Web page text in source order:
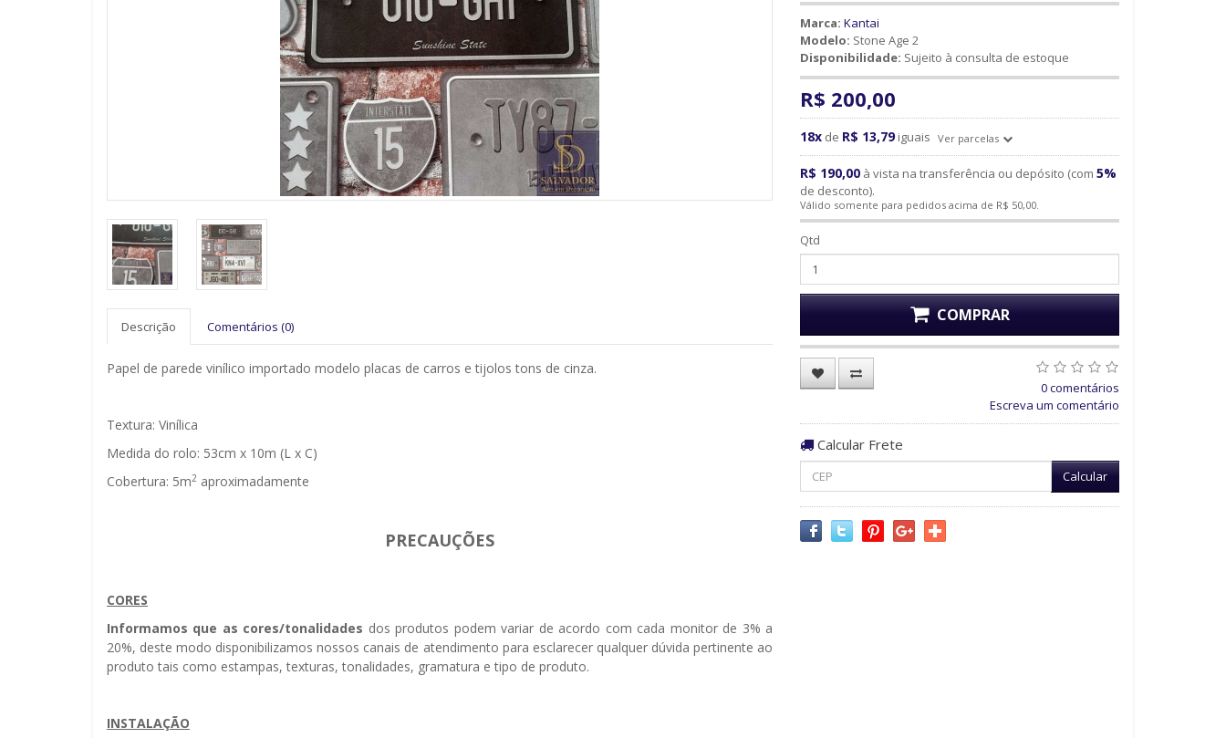
Marca: Kantai
Modelo: Stone Age 2
Disponibilidade: Sujeito à consulta de estoque
R$ 200,00
18x de R$ 13,79 iguais Ver parcelas
R$ 190,00 à vista na transferência ou depósito (com 5%
de desconto).
Válido somente para pedidos acima de R$ 50,00.
Qtd
COMPRAR
0 comentários
Escreva um comentário
Calcular Frete
Calcular
Descrição Comentários (0)
Papel de parede vinílico importado modelo placas de carros e tijolos tons de cinza.
Textura: Vinílica
Medida do rolo: 53cm x 10m (L x C)
Cobertura: 5m2 aproximadamente
PRECAUÇÕES
CORES
Informamos que as cores/tonalidades dos produtos podem variar de acordo com cada monitor de 3% a
20%, deste modo disponibilizamos nossos canais de atendimento para esclarecer qualquer dúvida pertinente ao
produto tais como estampas, texturas, tonalidades, gramatura e tipo de produto.
INSTALAÇÃO